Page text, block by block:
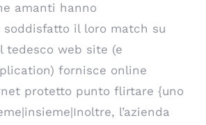
amanti hanno
il loro match su
tedesco web site (e
fornisce online
protetto punto flirtare {uno
l’azienda